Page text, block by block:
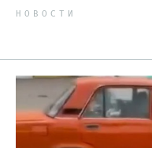
НОВОСТИ